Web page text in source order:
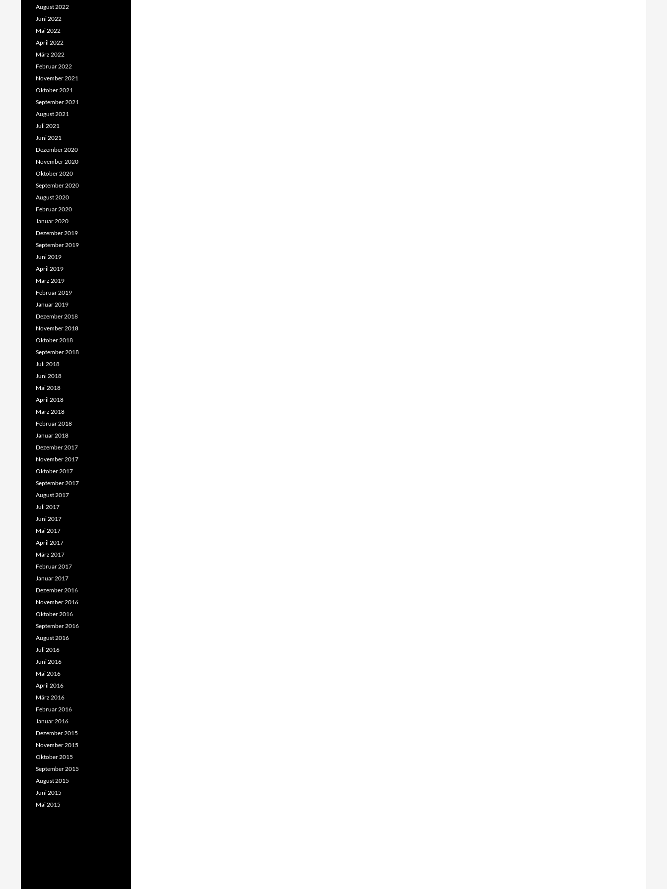
August 2022
Juni 2022
Mai 2022
April 2022
März 2022
Februar 2022
November 2021
Oktober 2021
September 2021
August 2021
Juli 2021
Juni 2021
Dezember 2020
November 2020
Oktober 2020
September 2020
August 2020
Februar 2020
Januar 2020
Dezember 2019
September 2019
Juni 2019
April 2019
März 2019
Februar 2019
Januar 2019
Dezember 2018
November 2018
Oktober 2018
September 2018
Juli 2018
Juni 2018
Mai 2018
April 2018
März 2018
Februar 2018
Januar 2018
Dezember 2017
November 2017
Oktober 2017
September 2017
August 2017
Juli 2017
Juni 2017
Mai 2017
April 2017
März 2017
Februar 2017
Januar 2017
Dezember 2016
November 2016
Oktober 2016
September 2016
August 2016
Juli 2016
Juni 2016
Mai 2016
April 2016
März 2016
Februar 2016
Januar 2016
Dezember 2015
November 2015
Oktober 2015
September 2015
August 2015
Juni 2015
Mai 2015